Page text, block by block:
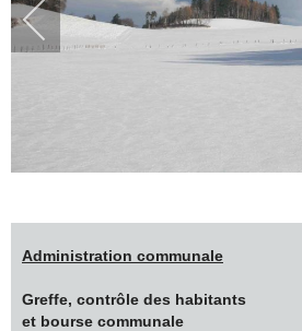
Administration communale
Greffe, contrôle des habitants
et bourse communale